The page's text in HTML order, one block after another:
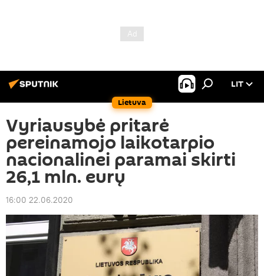
Lietuva
LIT
Vyriausybė pritarė
pereinamojo laikotarpio
nacionalinei paramai skirti
26,1 mln. eurų
16:00 22.06.2020